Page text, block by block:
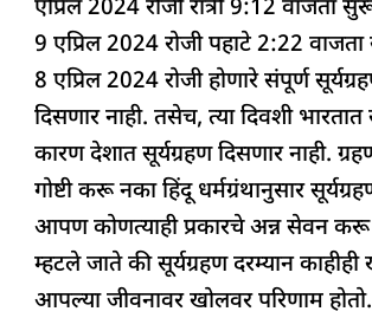
एप्रिल 2024 रोजी रात्री 9:12 वाजता
9 एप्रिल 2024 रोजी पहाटे 2:22 वाजता
8 एप्रिल 2024 रोजी होणारे संपूर्ण
दिसणार नाही. तसेच, त्या दिवशी
कारण देशात सूर्यग्रहण दिसणार नाही.
गोष्टी करू नका हिंदू धर्मग्रंथानुसार
आपण कोणत्याही प्रकारचे अन्न सेवन
म्हटले जाते की सूर्यग्रहण दरम्यान काहीही
आपल्या जीवनावर खोलवर परिणाम होतो.